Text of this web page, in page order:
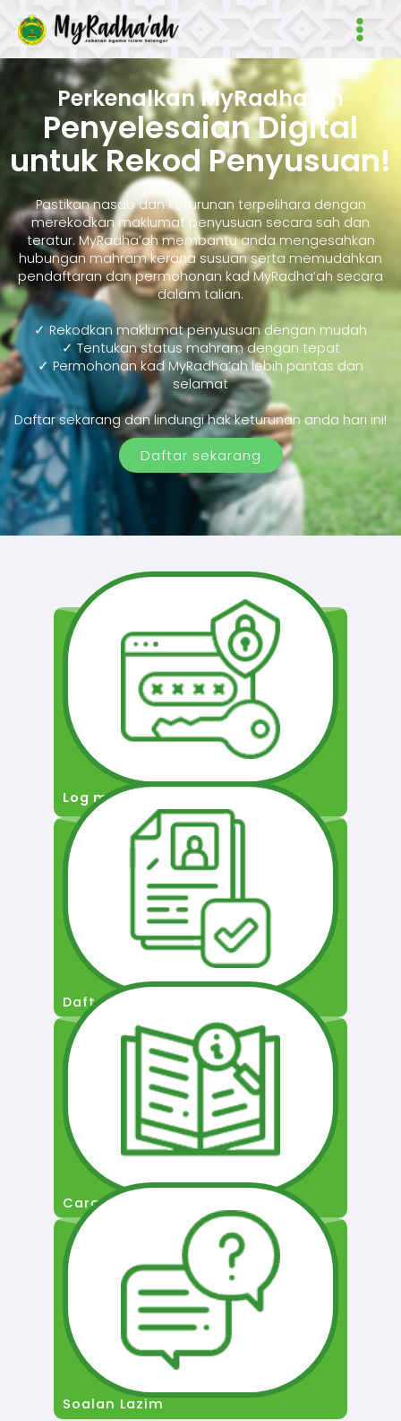
Main
Perkenalkan MyRadha’ah
Penyelesaian Digital
untuk Rekod Penyusuan!
Pastikan nasab dan keturunan terpelihara dengan
merekodkan maklumat penyusuan secara sah dan
teratur. MyRadha’ah membantu anda mengesahkan
hubungan mahram kerana susuan serta memudahkan
pendaftaran dan permohonan kad MyRadha’ah secara
dalam talian.
✓ Rekodkan maklumat penyusuan dengan mudah
✓ Tentukan status mahram dengan tepat
✓ Permohonan kad MyRadha’ah lebih pantas dan
selamat
Daftar sekarang dan lindungi hak keturunan anda hari ini!
Daftar sekarang
Log masuk
Daftar Pengguna
Cara Permohonan
Soalan Lazim